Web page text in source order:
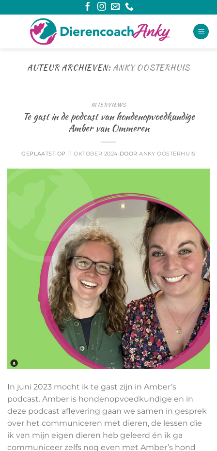
naar
AUTEUR ARCHIEVEN: ANKY OOSTERHUIS
INTERVIEWS
Te gast in de podcast van hondenopvoedkundige
Amber van Ommeren
GEPLAATST OP 11 OKTOBER 2024 DOORANKY OOSTERHUIS
In juni 2023 mocht ik te gast zijn in Amber’s
podcast. Amber is hondenopvoedkundige en in
deze podcast aflevering gaan we samen in gesprek
over het communiceren met dieren, de lessen die
ik van mijn eigen dieren heb geleerd én ik ga
communiceer zelfs nog even met Amber’s hond